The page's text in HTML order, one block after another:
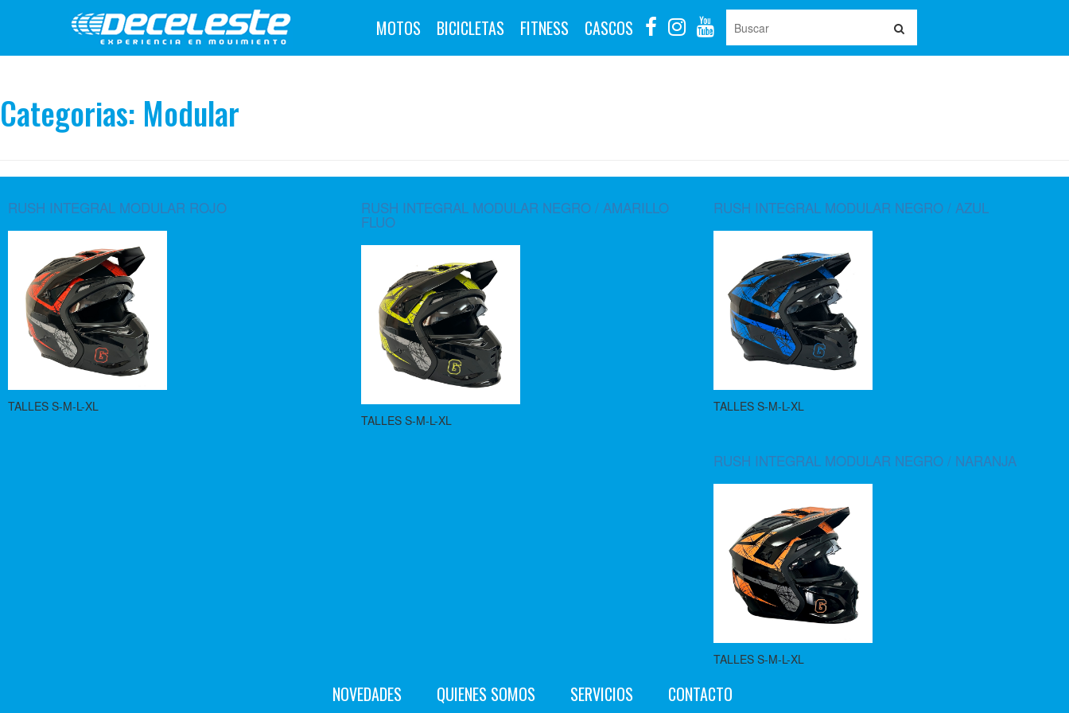
MOTOS BICICLETAS FITNESS CASCOS
Categorias: Modular
RUSH INTEGRAL MODULAR ROJO
TALLES S-M-L-XL
RUSH INTEGRAL MODULAR NEGRO / AMARILLO
FLUO
TALLES S-M-L-XL
RUSH INTEGRAL MODULAR NEGRO / AZUL
TALLES S-M-L-XL
RUSH INTEGRAL MODULAR NEGRO / NARANJA
TALLES S-M-L-XL
NOVEDADES QUIENES SOMOS SERVICIOS CONTACTO